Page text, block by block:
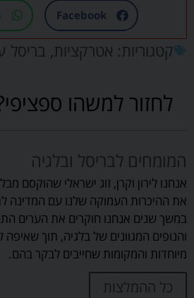
Facebook
קטגוריות: אטרקציות, בריסל
לחזור למשהו
המומחים לבריסל ובלגיה
אנחנו לירון וקרן, זוג ישראלי שהוקסם
את ההיכרות העמוקה שלנו עם המדינה
במשך שנים אנחנו חוקרים את הערים
והנופים המגוונים של בלגיה, תוך
מיוחדות והמקומות שחייבים לבקר בהם.
כל ההמלצות